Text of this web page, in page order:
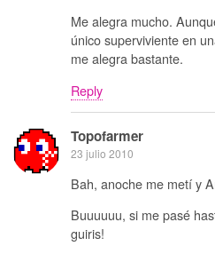
Me alegra mucho.
único superviviente en
me alegra bastante.
Reply
Topofarmer
23 julio 2010
Bah, anoche me metí y
Buuuuuu, si me pasé
guiris!